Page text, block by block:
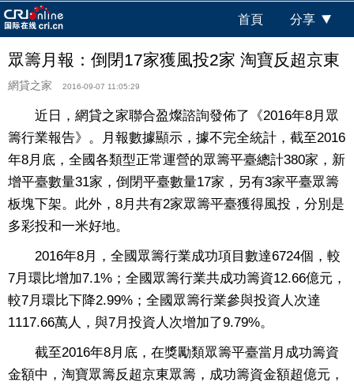
首頁 分享
眾籌月報：倒閉17家獲風投2家 淘寶反超京東
網貸之家 2016-09-07 11:05:29
近日，網貸之家聯合盈燦諮詢發佈了《2016年8月眾
籌行業報告》。月報數據顯示，據不完全統計，截至2016
年8月底，全國各類型正常運營的眾籌平臺總計380家，新
增平臺數量31家，倒閉平臺數量17家，另有3家平臺眾籌
板塊下架。此外，8月共有2家眾籌平臺獲得風投，分別是
多彩投和一米好地。
2016年8月，全國眾籌行業成功項目數達6724個，較
7月環比增加7.1%；全國眾籌行業共成功籌資12.66億元，
較7月環比下降2.99%；全國眾籌行業參與投資人次達
1117.66萬人，與7月投資人次增加了9.79%。
截至2016年8月底，在獎勵類眾籌平臺當月成功籌資
金額中，淘寶眾籌反超京東眾籌，成功籌資金額超億元，